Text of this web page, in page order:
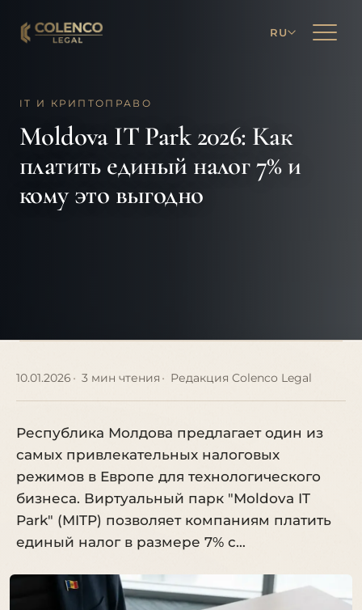
RU
IT И КРИПТОПРАВО
Moldova IT Park 2026: Как
платить единый налог 7% и
кому это выгодно
10.01.2026 3 мин чтения Редакция Colenco Legal
Республика Молдова предлагает один из
самых привлекательных налоговых
режимов в Европе для технологического
бизнеса. Виртуальный парк "Moldova IT
Park" (MITP) позволяет компаниям платить
единый налог в размере 7% с…